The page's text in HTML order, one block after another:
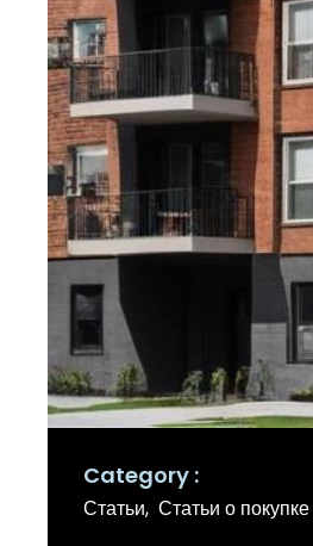
Category
Статьи Статьи о